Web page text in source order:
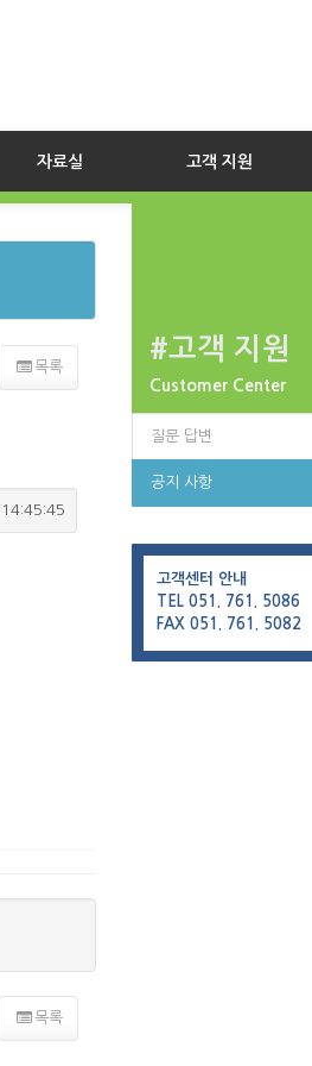
자료실 고객 지원
목록
목록
#고객 지원
Customer Center
질문 답변
공지 사항
고객센터 안내
TEL 051. 761. 5086
FAX 051. 761. 5082